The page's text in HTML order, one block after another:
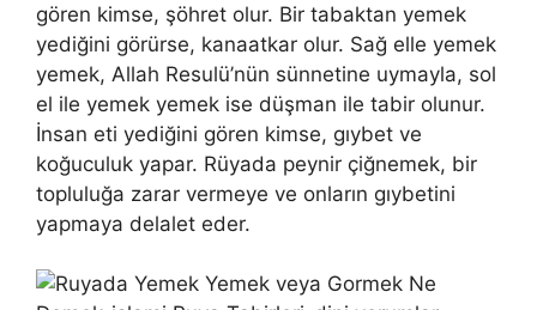
gören kimse, şöhret olur. Bir tabaktan yemek
yediğini görürse, kanaatkar olur. Sağ elle yemek
yemek, Allah Resulü’nün sünnetine uymayla, sol
el ile yemek yemek ise düşman ile tabir olunur.
İnsan eti yediğini gören kimse, gıybet ve
koğuculuk yapar. Rüyada peynir çiğnemek, bir
topluluğa zarar vermeye ve onların gıybetini
yapmaya delalet eder.